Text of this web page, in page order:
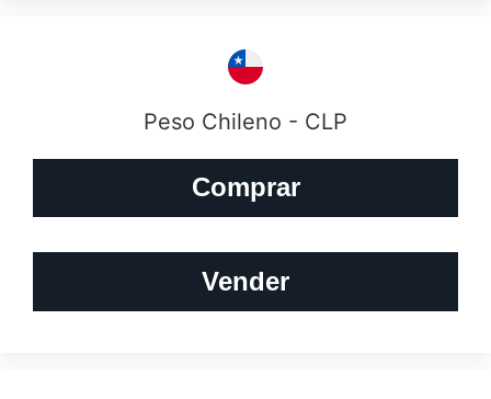
Peso Chileno - CLP
Comprar
Vender